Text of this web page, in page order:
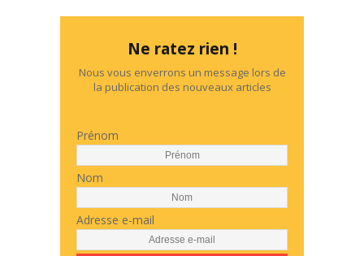
Ne ratez rien !
Nous vous enverrons un message lors de
la publication des nouveaux articles
Prénom
Nom
Adresse e-mail